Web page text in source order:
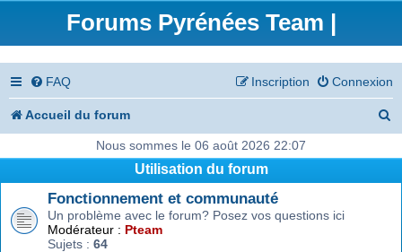
Forums Pyrénées Team |
FAQ Connexion
Inscription
Accueil du forum
Nous sommes le 06 août 2026 22:07
Utilisation du forum
Fonctionnement et communauté
Un problème avec le forum? Posez vos questions ici
Modérateur : Pteam
Sujets : 64